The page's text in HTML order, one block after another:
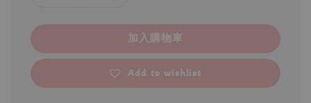
加入購物車
Add to wishlist